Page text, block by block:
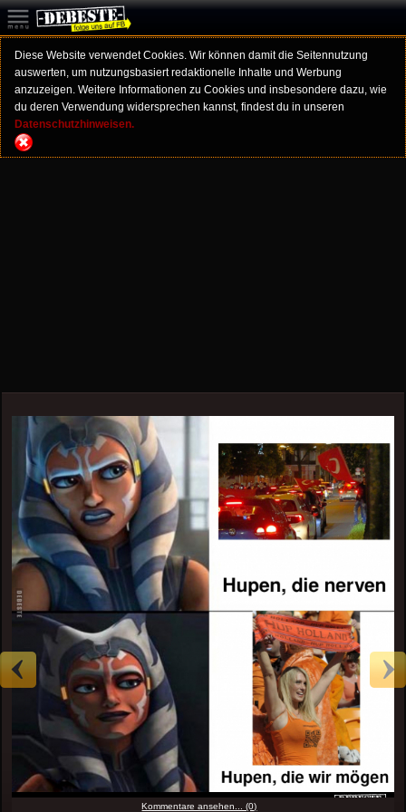
Diese Website verwendet Cookies. Wir können damit die Seitennutzung
auswerten, um nutzungsbasiert redaktionelle Inhalte und Werbung
anzuzeigen. Weitere Informationen zu Cookies und insbesondere dazu, wie
du deren Verwendung widersprechen kannst, findest du in unseren
Datenschutzhinweisen.
Kommentare ansehen... (0)